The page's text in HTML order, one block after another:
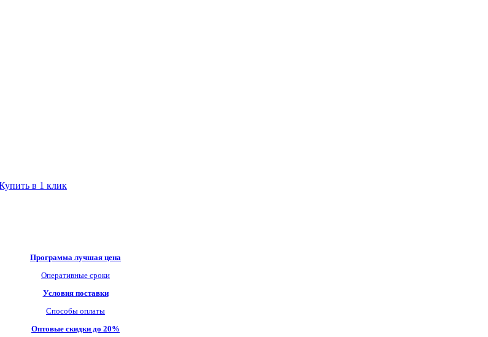
в 1 клик
Программа лучшая цена
Оперативные сроки
Условия поставки
Способы оплаты
Оптовые скидки до 20%